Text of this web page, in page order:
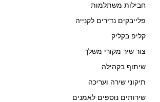
חבילות משתלמות
פלייבקים נדירים לקנייה
קליפ בקליק
צור שיר מקורי משלך
שיתוף בקהילה
תיקוני שירה ועריכה
שירותים נוספים לאמנים